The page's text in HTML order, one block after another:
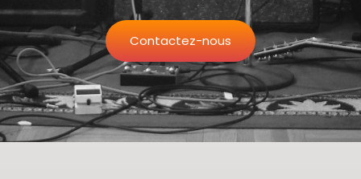
Contactez-nous